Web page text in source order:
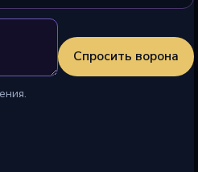
Спросить ворона